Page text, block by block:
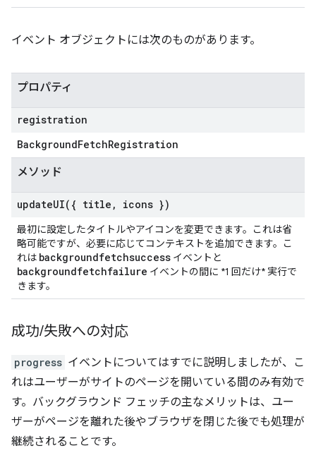
イベント オブジェクトには次のものがあります。
プロパティ
registration
BackgroundFetchRegistration
メソッド
updateUI( { title , icons })
最初に設定したタイトルやアイコンを変更できます。これは省
略可能ですが、必要に応じてコンテキストを追加できます。こ
れは backgroundfetchsuccess イベントと
backgroundfetchfailure イベントの間に *1 回だけ* 実行で
きます。
成功/失敗への対応
progress イベントについてはすでに説明しましたが、こ
れはユーザーがサイトのページを開いている間のみ有効で
す。バックグラウンド フェッチの主なメリットは、ユー
ザーがページを離れた後やブラウザを閉じた後でも処理が
継続されることです。